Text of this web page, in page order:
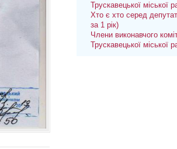
Трускавецької міської
Хто є хто серед
за 1 рік)
Члени виконавчого
Трускавецької міської